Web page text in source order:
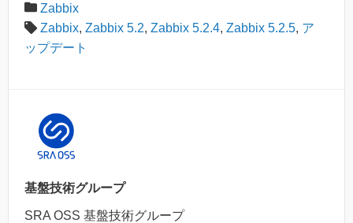
Zabbix
Zabbix, Zabbix 5.2, Zabbix 5.2.4, Zabbix 5.2.5, ア
ップデート
基盤技術グループ
SRA OSS 基盤技術グループ